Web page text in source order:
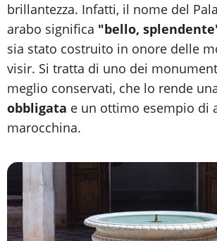
brillantezza. Infatti, il nome del
arabo significa "bello,
sia stato costruito in onore delle
visir. Si tratta di uno dei
meglio conservati, che lo rende
obbligata e un ottimo esempio di
marocchina.